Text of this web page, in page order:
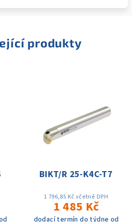
produkty
BIKT/R 25-K4C-T7
1 796,85 Kč včetně DPH
1 485 Kč
dodací termín do týdne od